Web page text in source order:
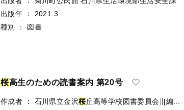
出版年
：
2021.3
種別
： 図書
桜高生のための読書案内 第20号
作成者 ： 石川県立金沢桜丘高等学校図書委員会∥[編...